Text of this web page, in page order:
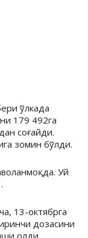
ўлкада
179 492га
соғайди.
зомин бўлди.
Уй
13-октябрга
дозасини
олди.